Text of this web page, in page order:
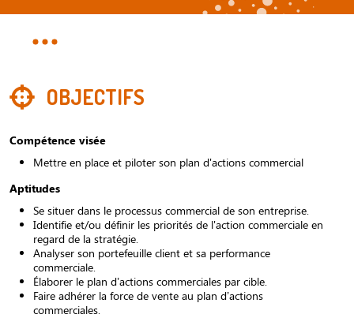
OBJECTIFS
Compétence visée
Mettre en place et piloter son plan d'actions commercial
Aptitudes
Se situer dans le processus commercial de son entreprise.
Identifie et/ou définir les priorités de l'action commerciale en
regard de la stratégie.
Analyser son portefeuille client et sa performance
commerciale.
Élaborer le plan d’actions commerciales par cible.
Faire adhérer la force de vente au plan d’actions
commerciales.